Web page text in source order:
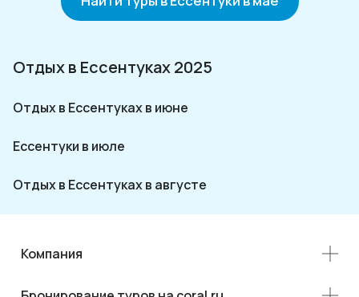
Отдых в Ессентуках 2025
Отдых в Ессентуках в июне
Ессентуки в июле
Отдых в Ессентуках в августе
Компания